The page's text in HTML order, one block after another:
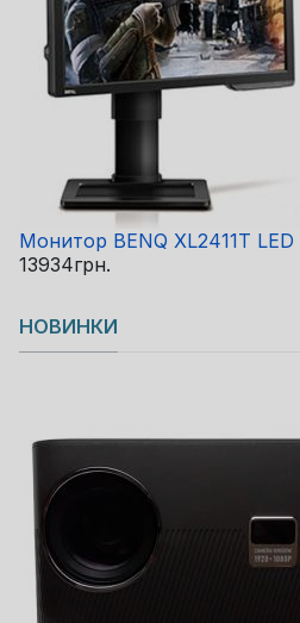
Монитор BENQ XL2411T LED
13934грн.
НОВИНКИ